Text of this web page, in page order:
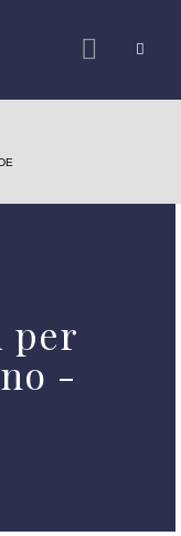
per
-